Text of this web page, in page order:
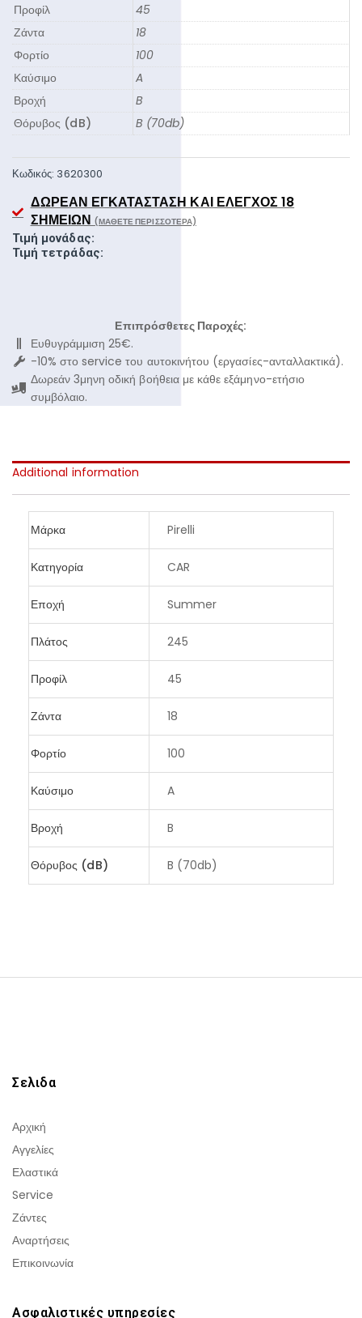
Προφίλ
45
Ζάντα
18
Φορτίο
100
Καύσιμο
A
Βροχή
B
Θόρυβος (dB)
B (70db)
Κωδικός: 3620300
ΔΩΡΕΆΝ ΕΓΚΑΤΆΣΤΑΣΗ ΚΑΙ ΈΛΕΓΧΟΣ 18
ΣΗΜΕΊΩΝ (ΜΆΘΕΤΕ ΠΕΡΙΣΣΌΤΕΡΑ)
Τιμή μονάδας:
Τιμή τετράδας:
Επιπρόσθετες Παροχές:
Ευθυγράμμιση 25€.
-10% στο service του αυτοκινήτου (εργασίες-ανταλλακτικά).
Δωρεάν 3μηνη οδική βοήθεια με κάθε εξάμηνο-ετήσιο
συμβόλαιο.
Additional information
Μάρκα Pirelli
Κατηγορία CAR
Εποχή Summer
Πλάτος 245
Προφίλ 45
Ζάντα 18
Φορτίο 100
Καύσιμο A
Βροχή B
Θόρυβος (dB) B (70db)
Σελιδα
Αρχική
Αγγελίες
Ελαστικά
Service
Ζάντες
Αναρτήσεις
Επικοινωνία
Ασφαλιστικές υπηρεσίες